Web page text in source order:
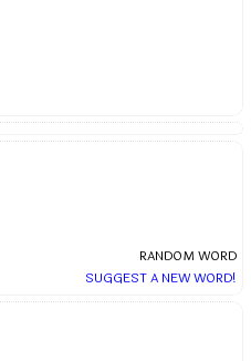
RANDOM WORD
SUGGEST A NEW WORD!